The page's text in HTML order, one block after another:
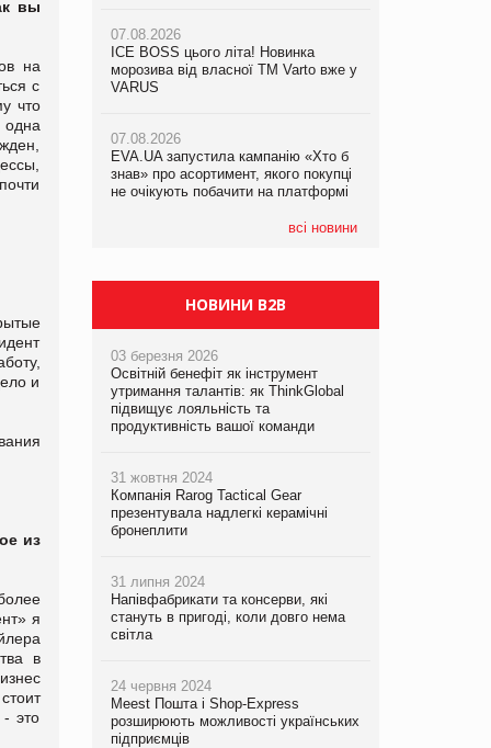
вы
на
с
что
одна
и
из
я
в
- это
07.08.2026
ICE BOSS цього літа! Новинка
морозива від власної ТМ Varto вже у
VARUS
07.08.2026
EVA.UA запустила кампанію «Хто б
знав» про асортимент, якого покупці
не очікують побачити на платформі
всі новини
06.08.2026
Смачна новинка для хвостатих: у
VARUS з’явилися паучі Varto Paw
05.08.2026
Мережа супермаркетів VARUS купує
мережу магазинів формату
компанія налічуватиме 374 магазини
07.08.2026
Франція заборонила рекламні дзвінки
НОВИНИ B2B
03 березня 2026
Освітній бенефіт як інструмент
утримання талантів: як ThinkGlobal
підвищує лояльність та
продуктивність вашої команди
31 жовтня 2024
Компанія Rarog Tactical Gear
презентувала надлегкі керамічні
бронеплити
31 липня 2024
Напівфабрикати та консерви, які
стануть в пригоді, коли довго нема
світла
24 червня 2024
Meest Пошта і Shop-Express
розширюють можливості українських
підприємців